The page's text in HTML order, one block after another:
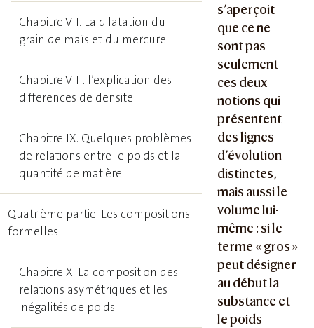
s’aperçoit
que ce ne
sont pas
seulement
ces deux
notions qui
présentent
des lignes
d’évolution
distinctes,
mais aussi le
volume lui-
même : si le
terme « gros »
peut désigner
au début la
substance et
le poids
Chapitre VII. La dilatation du
grain de maïs et du mercure
Chapitre VIII. l’explication des
differences de densite
Chapitre IX. Quelques problèmes
de relations entre le poids et la
quantité de matière
Quatrième partie. Les compositions
formelles
Chapitre X. La composition des
relations asymétriques et les
inégalités de poids